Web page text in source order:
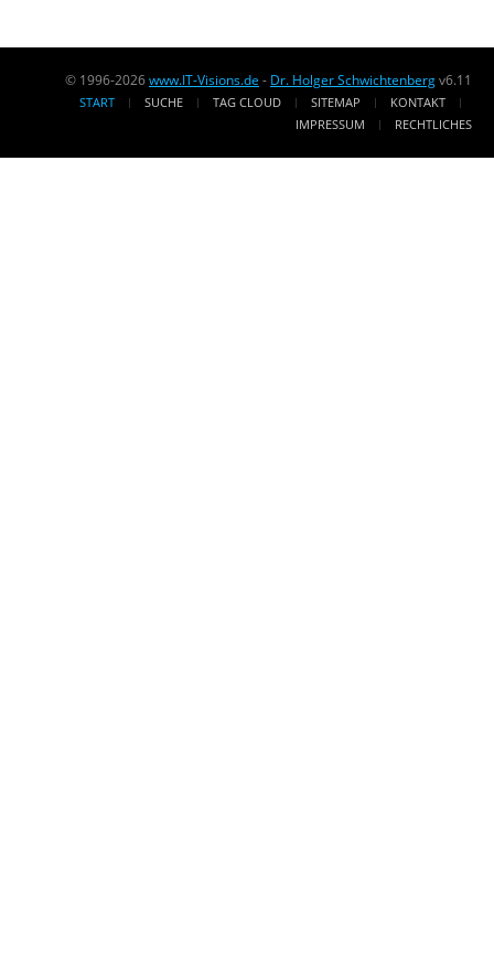
© 1996-2026www.IT-Visions.de - Dr. Holger Schwichtenbergv6.11
START SUCHE TAG CLOUD SITEMAP
KONTAKT
IMPRESSUM
RECHTLICHES